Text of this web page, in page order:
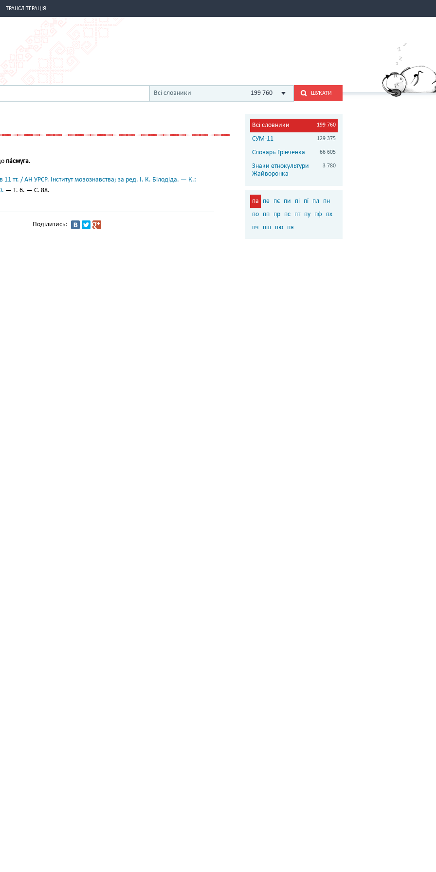
ТРАНСЛІТЕРАЦІЯ
Всі словники 199 760 ШУКАТИ
па́смуга.
11 тт. / АН УРСР. Інститут мовознавства; за ред. І. К. Білодіда. — К.:
— Т. 6. — С. 88.
Поділитись:
Всі словники 199 760
СУМ-11 129 375
Словарь Грінченка 66 605
Знаки етнокультури
Жайворонка
3 780
па пе пє пи пі пї пл
пн
по пп пр пс пт пу пф пх
пч
пш пю пя